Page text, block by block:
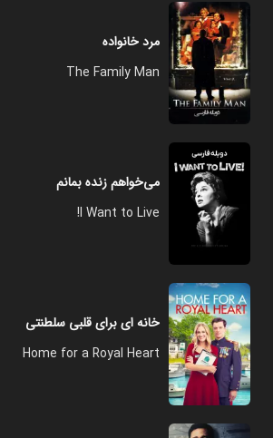
مرد خانواده
The Family Man
می‌خواهم زنده بمانم
I Want to Live!
خانه ای برای قلبی سلطنتی
Home for a Royal Heart